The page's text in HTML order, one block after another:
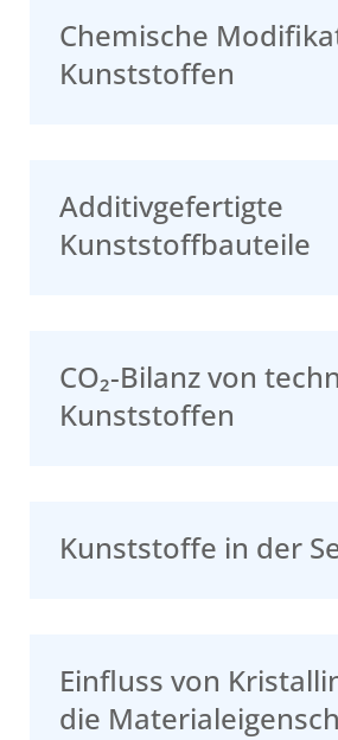
Chemische
Kunststoffen
Additivgefertigte
Kunststoffbauteile
CO₂-Bilanz von
Kunststoffen
Kunststoffe in der
Einfluss von
die